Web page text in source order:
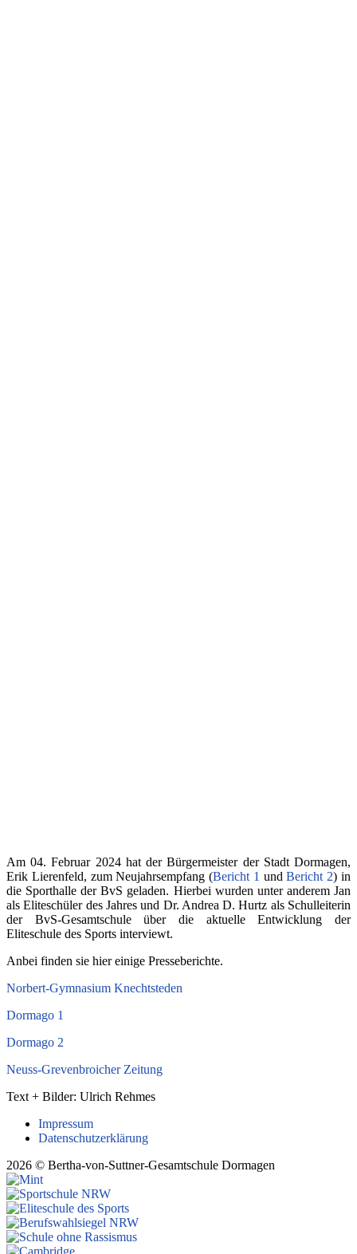
Am 04. Februar 2024 hat der Bürgermeister der Stadt Dormagen,
Erik Lierenfeld, zum Neujahrsempfang (Bericht 1 undBericht 2) in
die Sporthalle der BvS geladen. Hierbei wurden unter anderem Jan
als Eliteschüler des Jahres und Dr. Andrea D. Hurtz als Schulleiterin
der BvS-Gesamtschule über die aktuelle Entwicklung der
Eliteschule des Sports interviewt.
Anbei finden sie hier einige Presseberichte.
Norbert-Gymnasium Knechtsteden
Dormago 1
Dormago 2
Neuss-Grevenbroicher Zeitung
Text + Bilder: Ulrich Rehmes
Impressum
Datenschutzerklärung
2026 © Bertha-von-Suttner-Gesamtschule Dormagen